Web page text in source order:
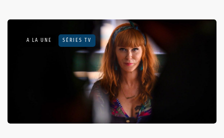
A LA UNE SÉRIES TV